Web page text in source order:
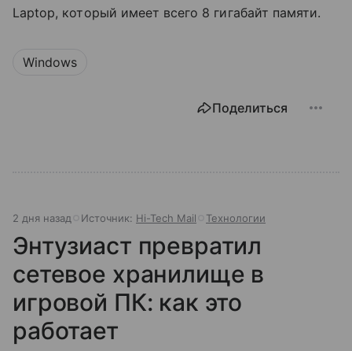
Laptop, который имеет всего 8 гигабайт памяти.
Windows
Поделиться
2 дня назад Источник: Hi-Tech Mail Технологии
Энтузиаст превратил
сетевое хранилище в
игровой ПК: как это
работает